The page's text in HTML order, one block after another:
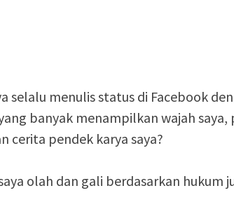
selalu menulis status di Facebook
banyak menampilkan wajah
cerita pendek karya saya?
olah dan gali berdasarkan hukum